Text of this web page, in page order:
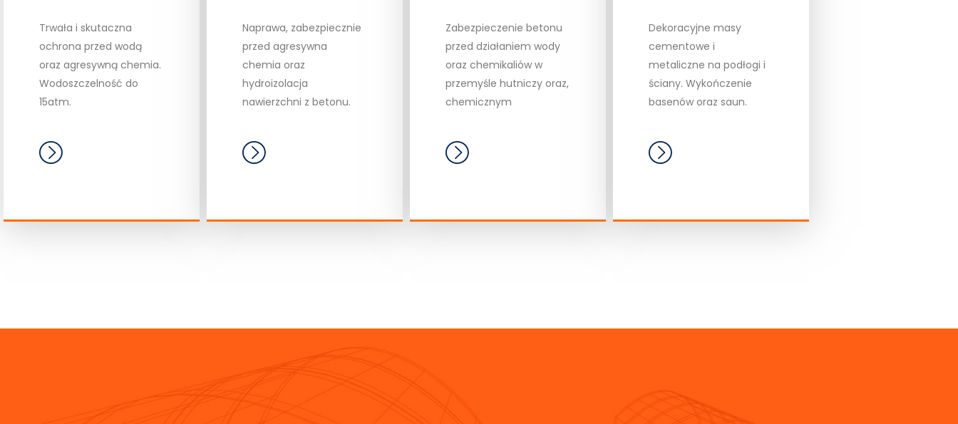
Trwała i skutaczna
ochrona przed wodą
oraz agresywną chemia.
Wodoszczelność do
15atm.
Naprawa, zabezpiecznie
przed agresywna
chemia oraz
hydroizolacja
nawierzchni z betonu.
Zabezpieczenie betonu
przed działaniem wody
oraz chemikaliów w
przemyśle hutniczy oraz,
chemicznym
Dekoracyjne masy
cementowe i
metaliczne na podłogi i
ściany. Wykończenie
basenów oraz saun.